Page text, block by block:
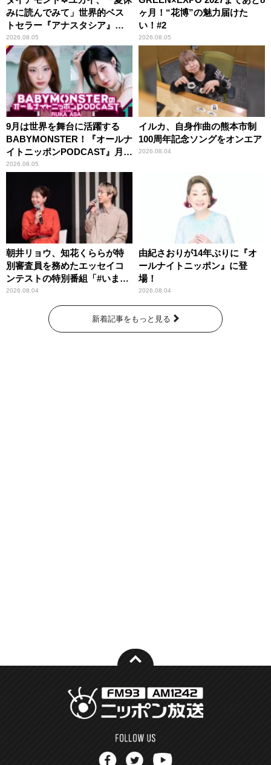
みに読んでみて」世界的ベス
トセラー『アナスタシア』を
紹介
2026.08.05
ヶ月！“花博”の魅力届けた
い！#2
2026.08.05
9月は世界を舞台に活躍する
BABYMONSTER！『オールナ
イトニッポンPODCAST』月替
わりパーソナリティ
2026.08.05
イルカ、自身作曲の熊本市制
100周年記念ソングをオンエア
2026.08.04
朝井リョウ、知花くららが特
別審査員を務めたエッセイコ
ンテストの特別番組「#いまあ
なたに伝えたいこと」
2026.08.04
由紀さおりが14年ぶりに『オ
ールナイトニッポン』に登
場！
2026.08.04
新着記事をもっと見る